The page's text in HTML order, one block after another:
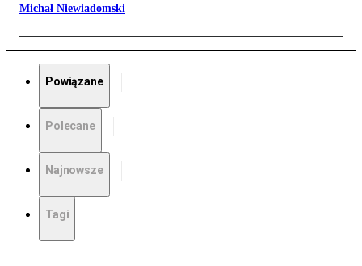
Michał Niewiadomski
Powiązane
Polecane
Najnowsze
Tagi